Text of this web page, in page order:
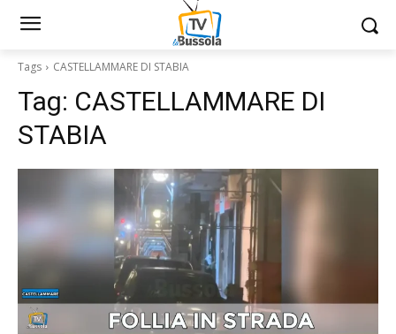
Tags CASTELLAMMARE DI STABIA
Tag: CASTELLAMMARE DI
STABIA